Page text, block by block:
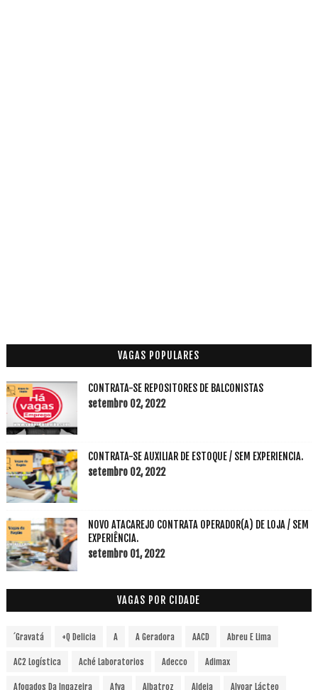
VAGAS POPULARES
CONTRATA-SE REPOSITORES DE BALCONISTAS
setembro 02, 2022
CONTRATA-SE AUXILIAR DE ESTOQUE / SEM EXPERIENCIA.
setembro 02, 2022
NOVO ATACAREJO CONTRATA OPERADOR(A) DE LOJA / SEM
EXPERIÊNCIA.
setembro 01, 2022
VAGAS POR CIDADE
´Gravatá +Q Delicia A A Geradora AACD Abreu E Lima
AC2 Logística Aché Laboratorios Adecco Adimax
Afogados Da Ingazeira Afya Albatroz Aldeia Alvoar Lácteo